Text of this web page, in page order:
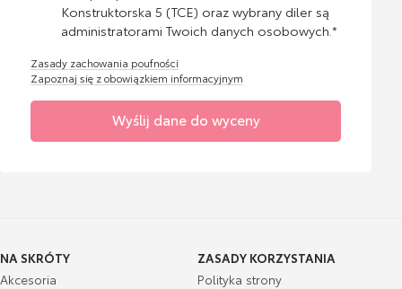
Konstruktorska 5 (TCE) oraz wybrany diler są
administratorami Twoich danych osobowych.*
Zasady zachowania poufności
Zapoznaj się z obowiązkiem informacyjnym
Wyślij dane do wyceny
NA SKRÓTY
Akcesoria
ZASADY KORZYSTANIA
Polityka strony